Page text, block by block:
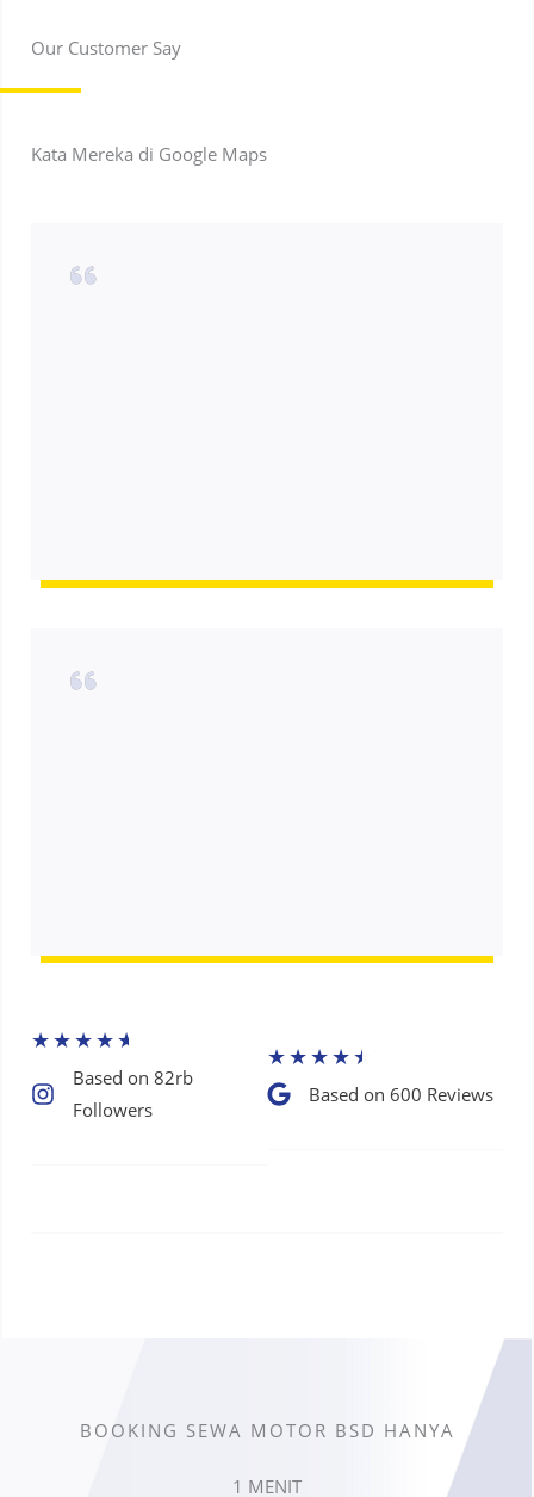
Our Customer Say
Kata Mereka di Google Maps
★★★★★
Based on 82rb
Followers​
★★★★★
Based on 600 Reviews​
BOOKING SEWA MOTOR BSD HANYA
1 MENIT